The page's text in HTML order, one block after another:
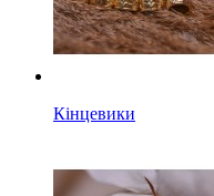
Кінцевики